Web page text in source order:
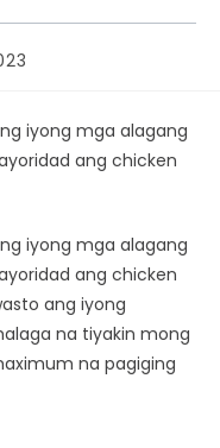
iyong mga alagang
ang chicken
iyong mga alagang
ang chicken
ang iyong
na tiyakin mong
na pagiging